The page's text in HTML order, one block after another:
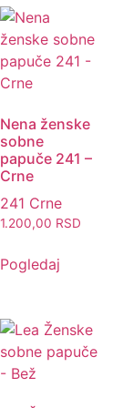
Nena ženske
sobne
papuče 241 –
Crne
241 Crne
1.200,00 RSD
Pogledaj